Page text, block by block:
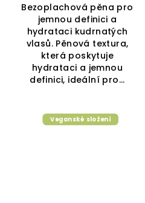
Bezoplachová pěna pro
jemnou definici a
hydrataci kudrnatých
vlasů. Pěnová textura,
která poskytuje
hydrataci a jemnou
definici, ideální pro...
Veganské složení